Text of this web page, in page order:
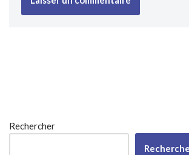
Rechercher